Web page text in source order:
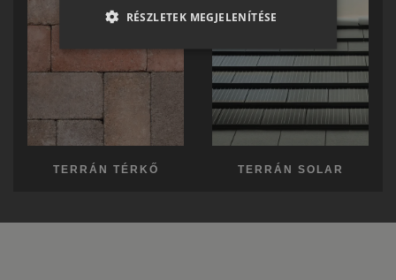
TERRÁN TÉRKŐ TERRÁN SOLAR
RO-HU
ITALIAN
RÉSZLETEK MEGJELENÍTÉSE